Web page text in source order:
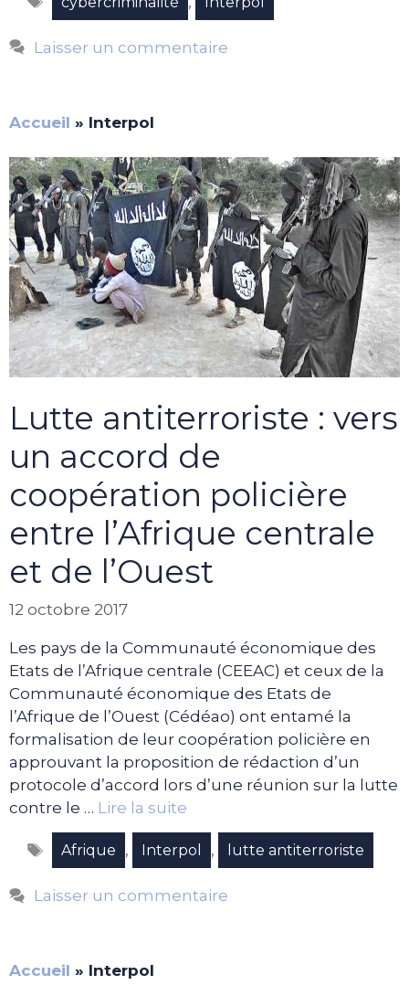
Laisser un commentaire
Accueil » Interpol
Lutte antiterroriste : vers
un accord de
coopération policière
entre l’Afrique centrale
et de l’Ouest
12 octobre 2017
Les pays de la Communauté économique des
Etats de l’Afrique centrale (CEEAC) et ceux de la
Communauté économique des Etats de
l’Afrique de l’Ouest (Cédéao) ont entamé la
formalisation de leur coopération policière en
approuvant la proposition de rédaction d’un
protocole d’accord lors d’une réunion sur la lutte
contre le … Lire la suite
Étiquettes
Afrique , Interpol , lutte antiterroriste
Laisser un commentaire
Accueil » Interpol